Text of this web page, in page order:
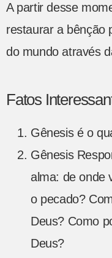
A partir desse
restaurar a bênção
do mundo através
Fatos
Gênesis é o
Gênesis
alma: de onde
o pecado?
Deus? Como
Deus?